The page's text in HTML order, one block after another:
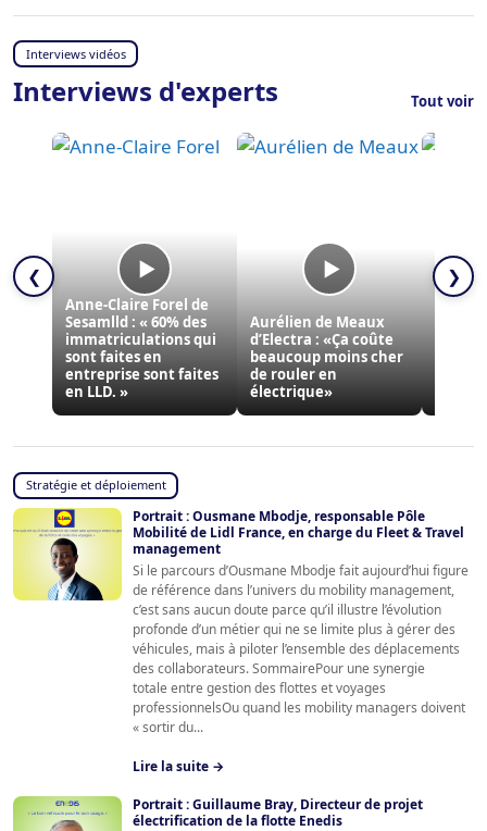
Interviews vidéos
Interviews d'experts Tout voir
❮
Anne-Claire Forel de
Sesamlld : « 60% des
immatriculations qui
sont faites en
entreprise sont faites
en LLD. »
Aurélien de Meaux
d’Electra : «Ça coûte
beaucoup moins cher
de rouler en
électrique»
❯
Stratégie et déploiement
Portrait : Ousmane Mbodje, responsable Pôle
Mobilité de Lidl France, en charge du Fleet & Travel
management
Si le parcours d’Ousmane Mbodje fait aujourd’hui figure
de référence dans l’univers du mobility management,
c’est sans aucun doute parce qu’il illustre l’évolution
profonde d’un métier qui ne se limite plus à gérer des
véhicules, mais à piloter l’ensemble des déplacements
des collaborateurs. SommairePour une synergie
totale entre gestion des flottes et voyages
professionnelsOu quand les mobility managers doivent
« sortir du...
Lire la suite →
Portrait : Guillaume Bray, Directeur de projet
électrification de la flotte Enedis